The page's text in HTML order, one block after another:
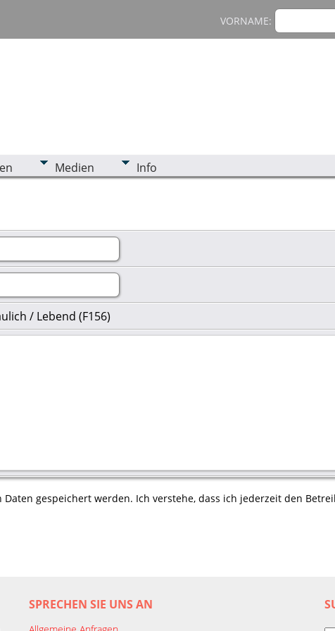
VORNAME:
Medien Info
/ Lebend (F156)
gespeichert werden. Ich verstehe, dass ich jederzeit den
SPRECHEN SIE UNS AN